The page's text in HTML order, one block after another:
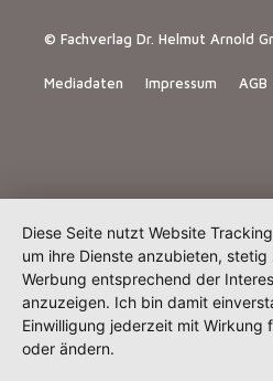
© Fachverlag Dr. Helmut Arnold
Mediadaten Impressum AGB
Diese Seite nutzt Website
um ihre Dienste anzubieten,
Werbung entsprechend der
anzuzeigen. Ich bin damit
Einwilligung jederzeit mit Wirkung
oder ändern.